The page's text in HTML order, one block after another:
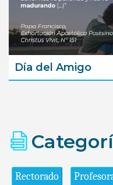
Día del Amigo
Rectorado